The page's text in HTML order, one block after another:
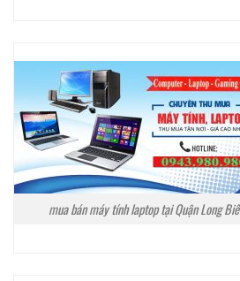
mua bán máy tính laptop tại Quận Long